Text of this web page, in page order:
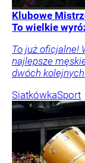
Klubowe
To wielkie
To już oficjalne!
najlepsze
dwóch
SiatkówkaSport